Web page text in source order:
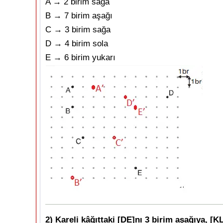
B → 7 birim aşağı
C → 3 birim sağa
D → 4 birim sola
E → 6 birim yukarı
2) Kareli kâğıttaki [DE]nı 3 birim aşağıya,